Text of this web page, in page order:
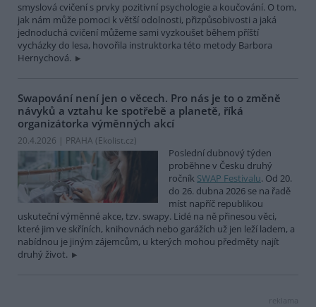
smyslová cvičení s prvky pozitivní psychologie a koučování. O tom,
jak nám může pomoci k větší odolnosti, přizpůsobivosti a jaká
jednoduchá cvičení můžeme sami vyzkoušet během příští
vycházky do lesa, hovořila instruktorka této metody Barbora
Hernychová.
Swapování není jen o věcech. Pro nás je to o změně
návyků a vztahu ke spotřebě a planetě, říká
organizátorka výměnných akcí
20.4.2026 | PRAHA (Ekolist.cz)
Poslední dubnový týden
proběhne v Česku druhý
ročník SWAP Festivalu. Od 20.
do 26. dubna 2026 se na řadě
míst napříč republikou
uskuteční výměnné akce, tzv. swapy. Lidé na ně přinesou věci,
které jim ve skříních, knihovnách nebo garážích už jen leží ladem, a
nabídnou je jiným zájemcům, u kterých mohou předměty najít
druhý život.
reklama